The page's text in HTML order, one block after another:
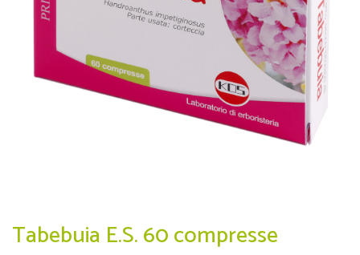
Tabebuia E.S. 60 compresse